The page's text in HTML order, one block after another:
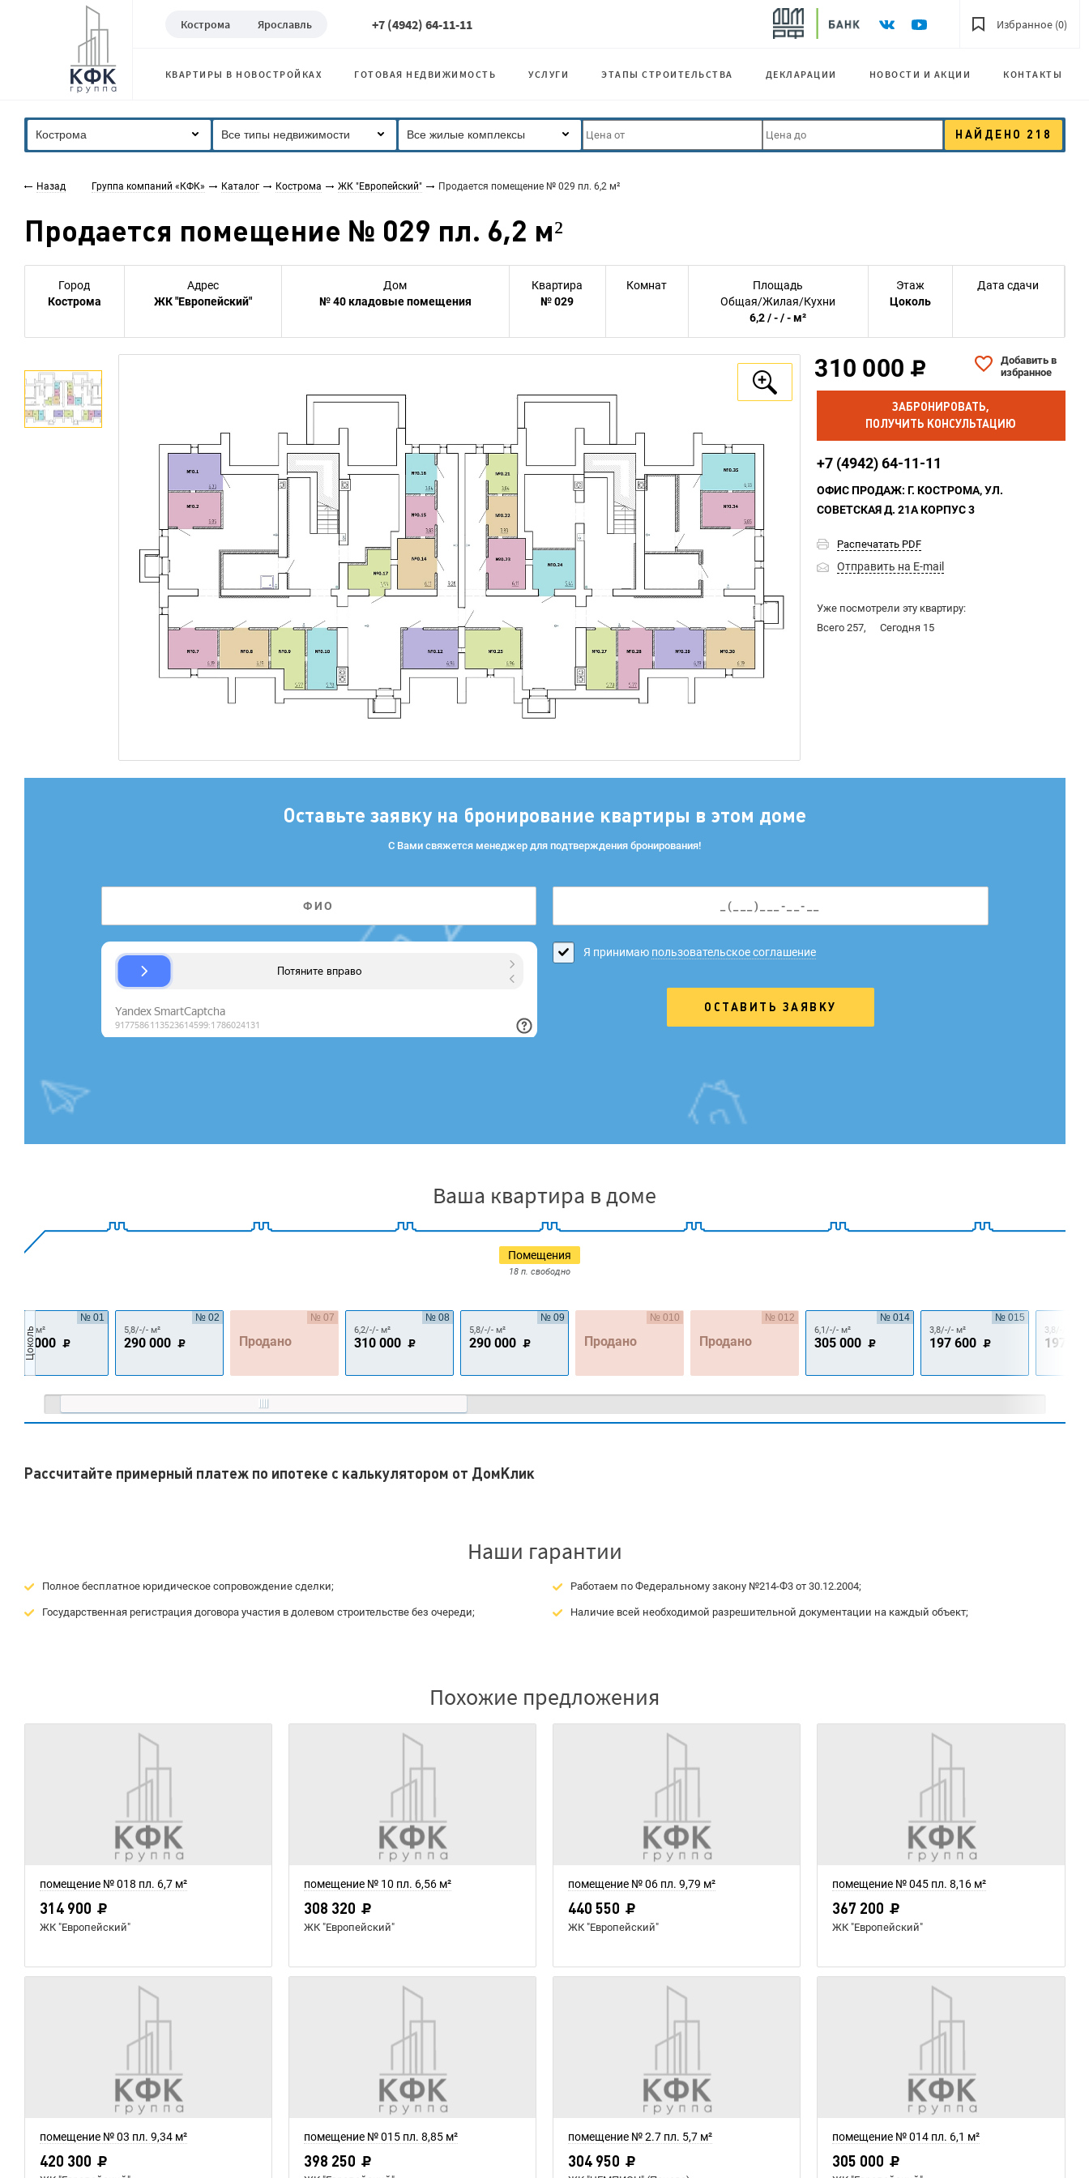
Кострома Ярославль +7 (4942) 64-11-11 Избранное (0)
КВАРТИРЫ В НОВОСТРОЙКАХ ГОТОВАЯ НЕДВИЖИМОСТЬ УСЛУГИ ЭТАПЫ СТРОИТЕЛЬСТВА ДЕКЛАРАЦИИ НОВОСТИ И АКЦИИ КОНТАКТЫ
Кострома Все типы недвижимости Все жилые комплексы НАЙДЕНО 218
Назад Группа компаний «КФК» Каталог Кострома ЖК "Европейский" Продается помещение № 029 пл. 6,2 м²
Продается помещение № 029 пл. 6,2 м²
Город
Кострома
Адрес
ЖК "Европейский"
Дом
№ 40 кладовые помещения
Квартира
№ 029
Комнат
Площадь
Общая/Жилая/Кухни
6,2 / - / - м²
Этаж
Цоколь
Дата сдачи
310 000
Добавить в
избранное
ЗАБРОНИРОВАТЬ,
ПОЛУЧИТЬ КОНСУЛЬТАЦИЮ
+7 (4942) 64-11-11
ОФИС ПРОДАЖ: Г. КОСТРОМА, УЛ.
СОВЕТСКАЯ Д. 21А КОРПУС 3
Распечатать PDF
Отправить на E-mail
Уже посмотрели эту квартиру:
Всего 257,
Сегодня 15
Оставьте заявку на бронирование квартиры в этом доме
С Вами свяжется менеджер для подтверждения бронирования!
Я принимаю пользовательское соглашение
Ваша квартира в доме
Цоколь
Помещения
18 п. свободно
№ 01
6,3/-/- м²
315 000
№ 02
5,8/-/- м²
290 000
№ 07
Продано
№ 08
6,2/-/- м²
310 000
№ 09
5,8/-/- м²
290 000
№ 010
Продано
№ 012
Продано
№ 014
6,1/-/- м²
305 000
№ 015
3,8/-/- м²
197 600
3,8/-/- м²
197
Рассчитайте примерный платеж по ипотеке с калькулятором от ДомКлик
Наши гарантии
Полное бесплатное юридическое сопровождение сделки;
Государственная регистрация договора участия в долевом строительстве без очереди;
Работаем по Федеральному закону №214-Ф3 от 30.12.2004;
Наличие всей необходимой разрешительной документации на каждый объект;
Похожие предложения
помещение № 018 пл. 6,7 м²
314 900
ЖК "Европейский"
помещение № 10 пл. 6,56 м²
308 320
ЖК "Европейский"
помещение № 06 пл. 9,79 м²
440 550
ЖК "Европейский"
помещение № 045 пл. 8,16 м²
367 200
ЖК "Европейский"
помещение № 03 пл. 9,34 м²
420 300
помещение № 015 пл. 8,85 м²
398 250
помещение № 2.7 пл. 5,7 м²
304 950
помещение № 014 пл. 6,1 м²
305 000